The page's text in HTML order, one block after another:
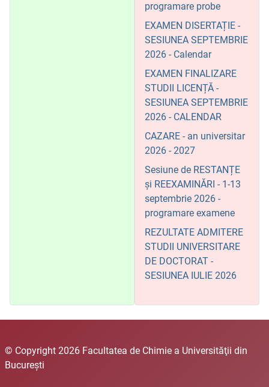
programare probe
EXAMEN DISERTAȚIE -
SESIUNEA SEPTEMBRIE
2026 - Calendar
EXAMEN FINALIZARE
STUDII LICENȚĂ -
SESIUNEA SEPTEMBRIE
2026 - CALENDAR
CAZARE - an universitar
2026 - 2027
Sesiune de RESTANȚE
și REEXAMINĂRI - 1-13
septembrie 2026 -
programare examene
REZULTATE ADMITERE
STUDII UNIVERSITARE
DE DOCTORAT -
SESIUNEA IULIE 2026
© Copyright 2026 Facultatea de Chimie a Universităţii din
Bucureşti